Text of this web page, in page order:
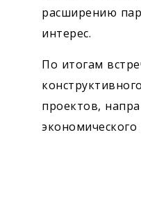
расширению
интерес.
По итогам
проектов,
экономического